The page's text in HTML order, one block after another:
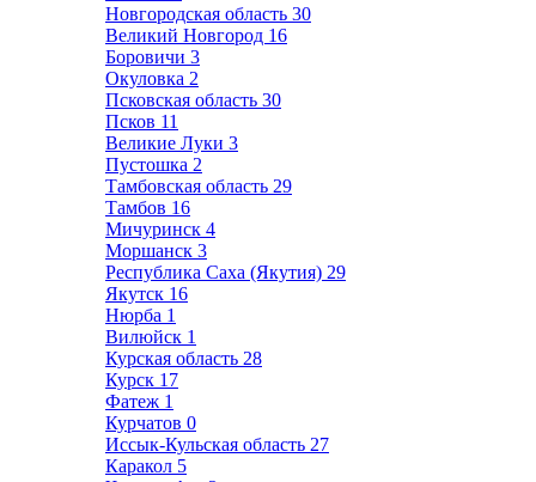
Новгородская область 30
Великий Новгород 16
Боровичи 3
Окуловка 2
Псковская область 30
Псков 11
Великие Луки 3
Пустошка 2
Тамбовская область 29
Тамбов 16
Мичуринск 4
Моршанск 3
Республика Саха (Якутия) 29
Якутск 16
Нюрба 1
Вилюйск 1
Курская область 28
Курск 17
Фатеж 1
Курчатов 0
Иссык-Кульская область 27
Каракол 5